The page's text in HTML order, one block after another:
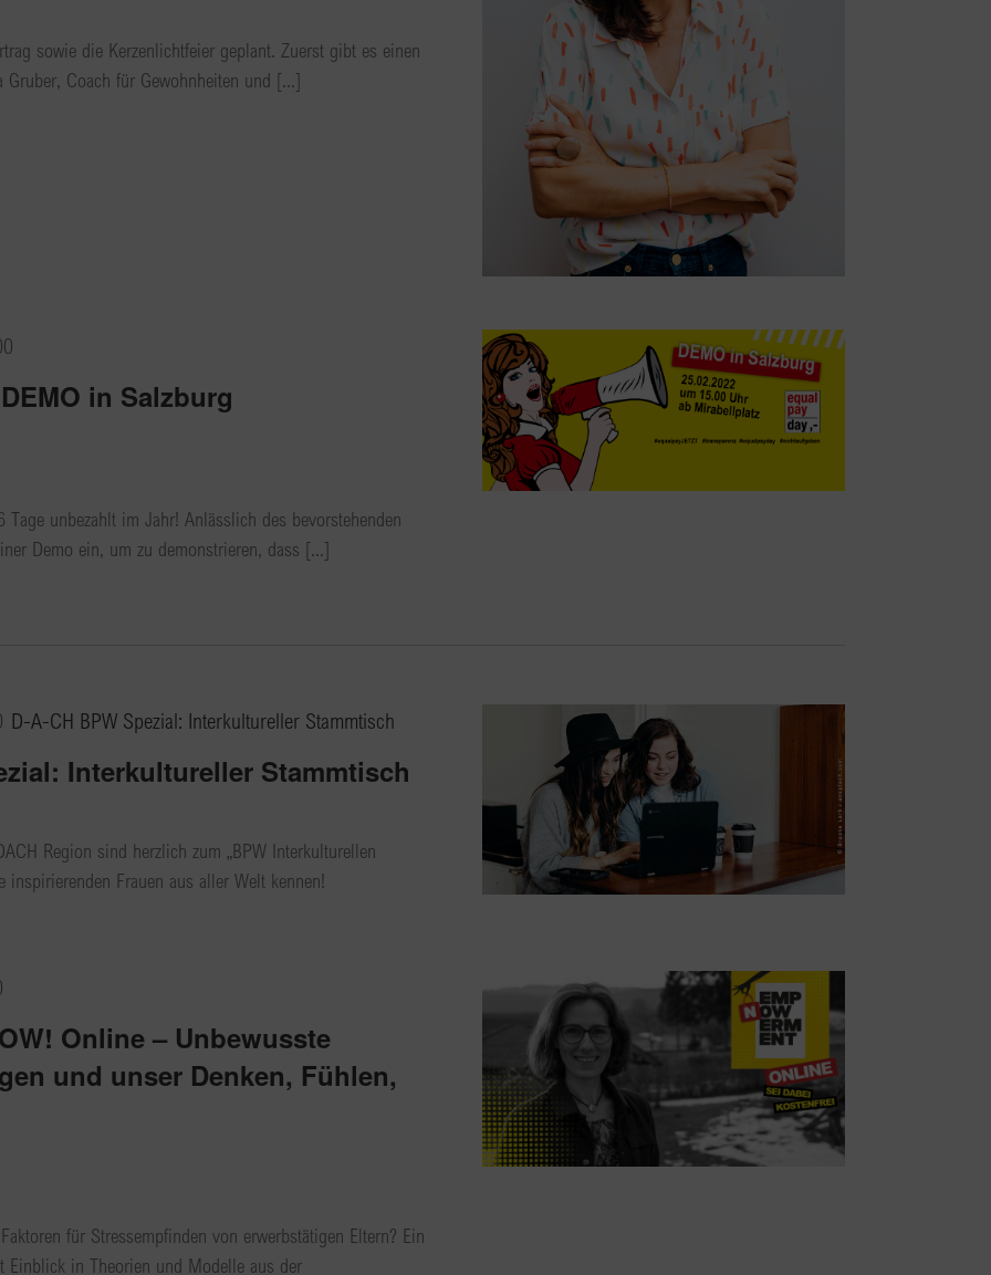
sowie die Kerzenlichtfeier geplant. Zuerst gibt es einen
Coach für Gewohnheiten und [...]
in Salzburg
Tage unbezahlt im Jahr! Anlässlich des bevorstehenden
Demo ein, um zu demonstrieren, dass [...]
Interkultureller Stammtisch
D-A-CH BPW Spezial: Interkultureller Stammtisch
Region sind herzlich zum „BPW Interkulturellen
inspirierenden Frauen aus aller Welt kennen!
Online – Unbewusste
und unser Denken, Fühlen,
für Stressempfinden von erwerbstätigen Eltern? Ein
Einblick in Theorien und Modelle aus der